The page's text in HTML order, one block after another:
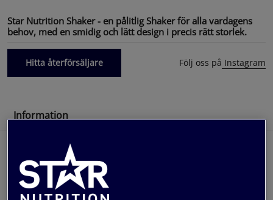
Star Nutrition Shaker - en pålitlig Shaker för alla vardagens
behov, med en smidig och lätt design i precis rätt storlek.
Hitta återförsäljare Följ oss på Instagram
Information
Star Nutrition Shaker är en ny modell i en
noggrant utvecklad produktkollektion skapad av
träningsälskare – för träningsälskare. Denna
shaker är rymlig och lätt att ha med dig vart du än